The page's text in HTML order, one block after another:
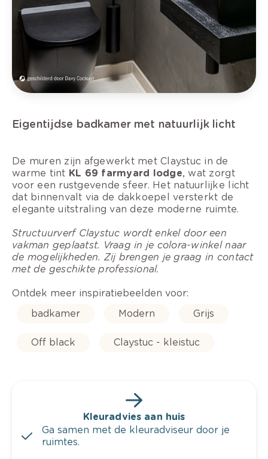
Eigentijdse badkamer met natuurlijk licht
De muren zijn afgewerkt met Claystuc in de
warme tint KL 69 farmyard lodge, wat zorgt
voor een rustgevende sfeer. Het natuurlijke licht
dat binnenvalt via de dakkoepel versterkt de
elegante uitstraling van deze moderne ruimte.
Structuurverf Claystuc wordt enkel door een
vakman geplaatst. Vraag in je colora-winkel naar
de mogelijkheden. Zij brengen je graag in contact
met de geschikte professional.
Ontdek meer inspiratiebeelden voor:
badkamer
Modern Grijs
Off black Claystuc - kleistuc
Kleuradvies aan huis
Ga samen met de kleuradviseur door je
ruimtes.